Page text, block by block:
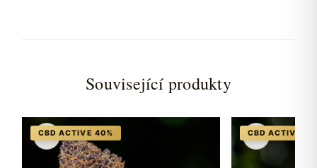
Související produkty
♡ ♡